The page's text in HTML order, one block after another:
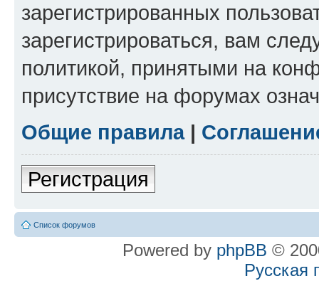
зарегистрированных
зарегистрироваться, вам
политикой, принятыми на
присутствие на форумах
Общие правила|
Регистрация
Список форумов
Powered by phpBB ©
Русская